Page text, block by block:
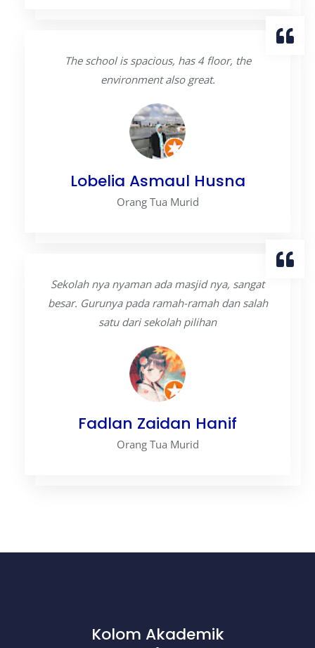
The school is spacious, has 4 floor, the
environment also great.
Lobelia Asmaul Husna
Orang Tua Murid
Sekolah nya nyaman ada masjid nya, sangat
besar. Gurunya pada ramah-ramah dan salah
satu dari sekolah pilihan
Fadlan Zaidan Hanif
Orang Tua Murid
Kolom Akademik